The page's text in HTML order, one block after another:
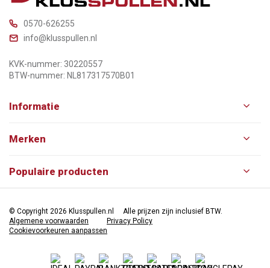
0570-626255
info@klusspullen.nl
KVK-nummer: 30220557
BTW-nummer: NL817317570B01
Informatie
Merken
Populaire producten
© Copyright 2026 Klusspullen.nl
Alle prijzen zijn inclusief BTW.
Algemene voorwaarden
Privacy Policy
Cookievoorkeuren aanpassen